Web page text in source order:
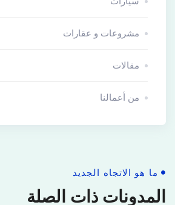
مشروعات و عقارات
مقالات
من أعمالنا
ما هو الاتجاه الجديد
المدونات ذات الصلة